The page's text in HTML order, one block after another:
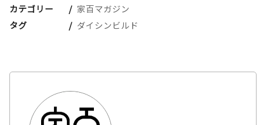
カテゴリー
家百マガジン
タグ
ダイシンビルド